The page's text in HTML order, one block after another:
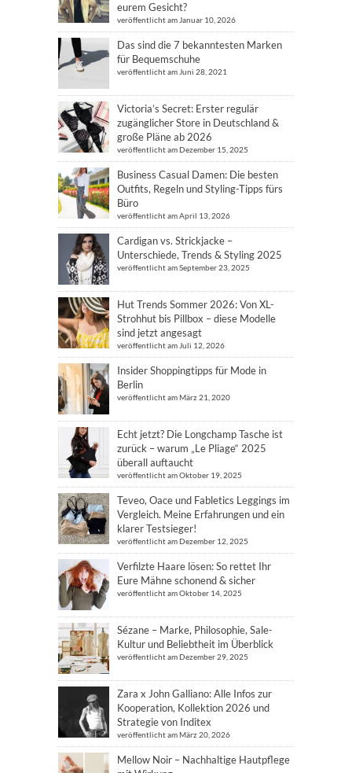
eurem Gesicht?
veröffentlicht am Januar 10, 2026
Das sind die 7 bekanntesten Marken
für Bequemschuhe
veröffentlicht am Juni 28, 2021
Victoria’s Secret: Erster regulär
zugänglicher Store in Deutschland &
große Pläne ab 2026
veröffentlicht am Dezember 15, 2025
Business Casual Damen: Die besten
Outfits, Regeln und Styling-Tipps fürs
Büro
veröffentlicht am April 13, 2026
Cardigan vs. Strickjacke –
Unterschiede, Trends & Styling 2025
veröffentlicht am September 23, 2025
Hut Trends Sommer 2026: Von XL-
Strohhut bis Pillbox – diese Modelle
sind jetzt angesagt
veröffentlicht am Juli 12, 2026
Insider Shoppingtipps für Mode in
Berlin
veröffentlicht am März 21, 2020
Echt jetzt? Die Longchamp Tasche ist
zurück – warum „Le Pliage“ 2025
überall auftaucht
veröffentlicht am Oktober 19, 2025
Teveo, Oace und Fabletics Leggings im
Vergleich. Meine Erfahrungen und ein
klarer Testsieger!
veröffentlicht am Dezember 12, 2025
Verfilzte Haare lösen: So rettet Ihr
Eure Mähne schonend & sicher
veröffentlicht am Oktober 14, 2025
Sézane – Marke, Philosophie, Sale-
Kultur und Beliebtheit im Überblick
veröffentlicht am Dezember 29, 2025
Zara x John Galliano: Alle Infos zur
Kooperation, Kollektion 2026 und
Strategie von Inditex
veröffentlicht am März 20, 2026
Mellow Noir – Nachhaltige Hautpflege